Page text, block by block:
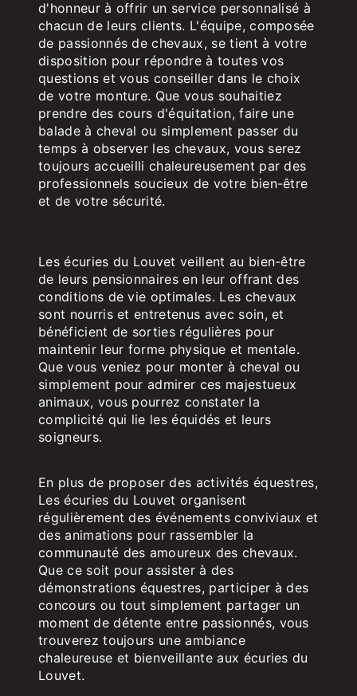
d'honneur à offrir un service personnalisé à
chacun de leurs clients. L'équipe, composée
de passionnés de chevaux, se tient à votre
disposition pour répondre à toutes vos
questions et vous conseiller dans le choix
de votre monture. Que vous souhaitiez
prendre des cours d'équitation, faire une
balade à cheval ou simplement passer du
temps à observer les chevaux, vous serez
toujours accueilli chaleureusement par des
professionnels soucieux de votre bien-être
et de votre sécurité.
Les écuries du Louvet veillent au bien-être
de leurs pensionnaires en leur offrant des
conditions de vie optimales. Les chevaux
sont nourris et entretenus avec soin, et
bénéficient de sorties régulières pour
maintenir leur forme physique et mentale.
Que vous veniez pour monter à cheval ou
simplement pour admirer ces majestueux
animaux, vous pourrez constater la
complicité qui lie les équidés et leurs
soigneurs.
En plus de proposer des activités équestres,
Les écuries du Louvet organisent
régulièrement des événements conviviaux et
des animations pour rassembler la
communauté des amoureux des chevaux.
Que ce soit pour assister à des
démonstrations équestres, participer à des
concours ou tout simplement partager un
moment de détente entre passionnés, vous
trouverez toujours une ambiance
chaleureuse et bienveillante aux écuries du
Louvet.